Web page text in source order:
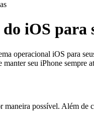
iOS para
operacional iOS para
seu iPhone sempre
possível. Além